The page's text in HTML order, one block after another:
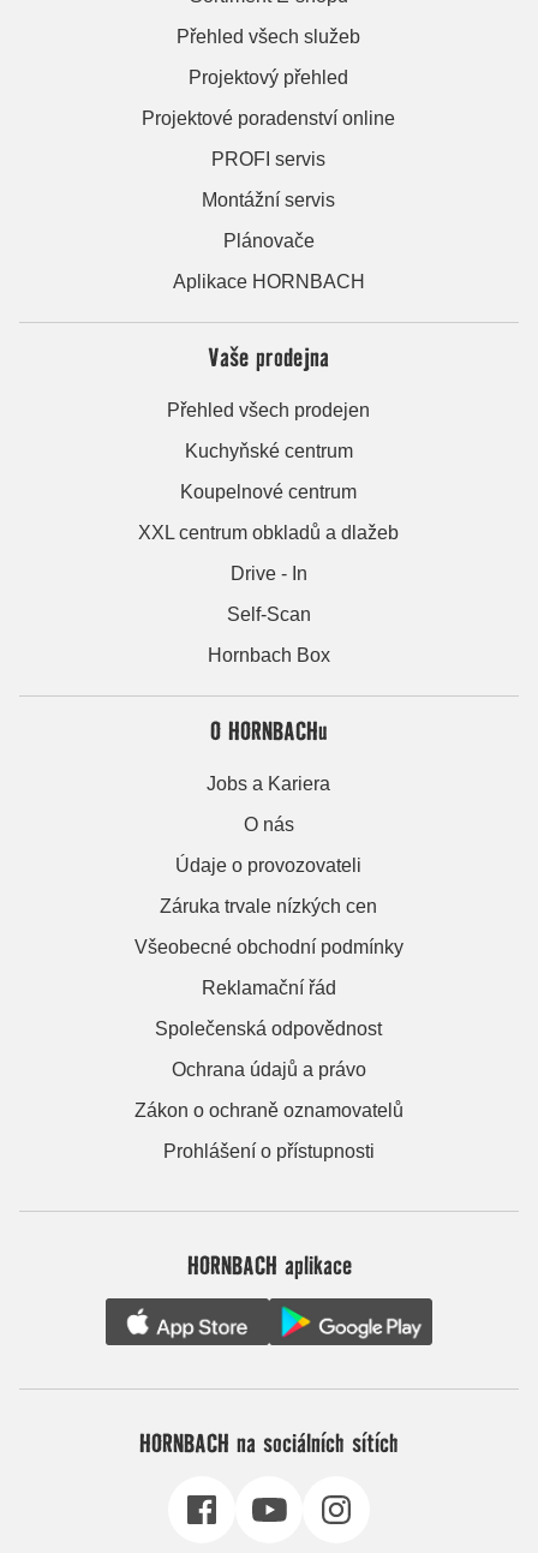
Přehled všech služeb
Projektový přehled
Projektové poradenství online
PROFI servis
Montážní servis
Plánovače
Aplikace HORNBACH
Vaše prodejna
Přehled všech prodejen
Kuchyňské centrum
Koupelnové centrum
XXL centrum obkladů a dlažeb
Drive - In
Self-Scan
Hornbach Box
O HORNBACHu
Jobs a Kariera
O nás
Údaje o provozovateli
Záruka trvale nízkých cen
Všeobecné obchodní podmínky
Reklamační řád
Společenská odpovědnost
Ochrana údajů a právo
Zákon o ochraně oznamovatelů
Prohlášení o přístupnosti
HORNBACH aplikace
HORNBACH na sociálních sítích